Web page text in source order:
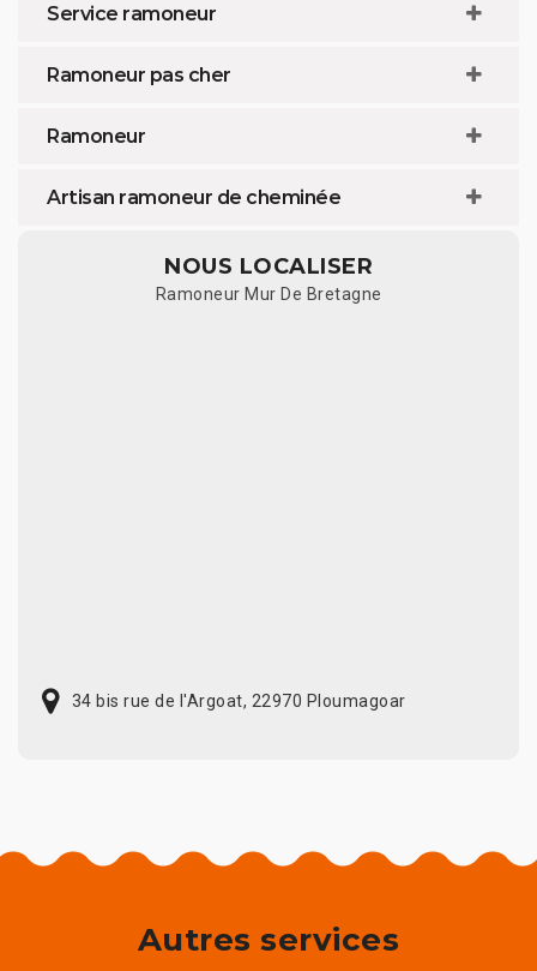
Service ramoneur
Ramoneur pas cher
Ramoneur
Artisan ramoneur de cheminée
NOUS LOCALISER
Ramoneur Mur De Bretagne
34 bis rue de l'Argoat, 22970 Ploumagoar
Autres services